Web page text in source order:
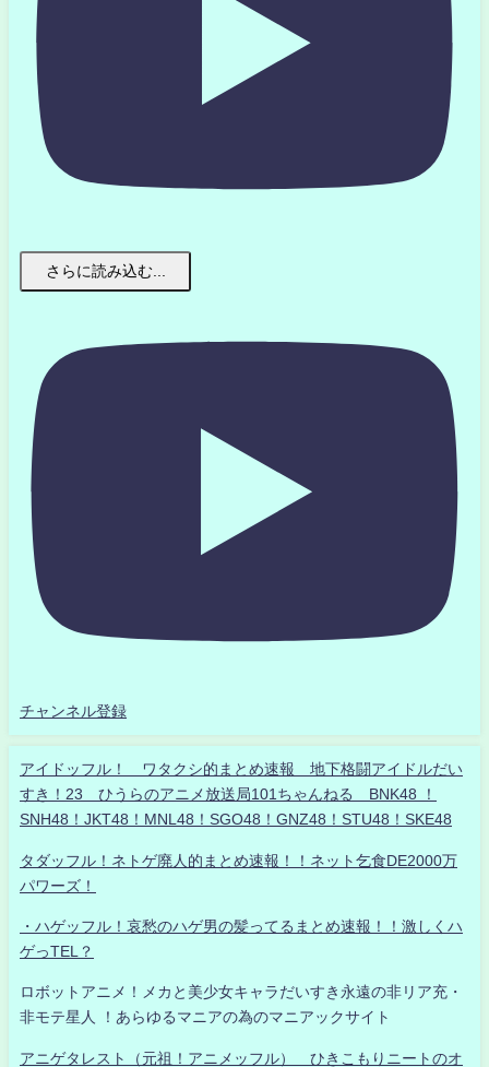
さらに読み込む...
チャンネル登録
アイドッフル！ ワタクシ的まとめ速報 地下格闘アイドルだい
すき！23 ひうらのアニメ放送局101ちゃんねる BNK48 ！
SNH48！JKT48！MNL48！SGO48！GNZ48！STU48！SKE48
タダッフル！ネトゲ廃人的まとめ速報！！ネット乞食DE2000万
パワーズ！
・ハゲッフル！哀愁のハゲ男の髪ってるまとめ速報！！激しくハ
ゲっTEL？
ロボットアニメ！メカと美少女キャラだいすき永遠の非リア充・
非モテ星人 ！あらゆるマニアの為のマニアックサイト
アニゲタレスト（元祖！アニメッフル） ひきこもりニートのオ